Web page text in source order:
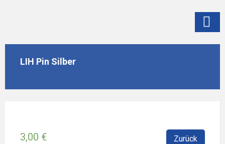
sidebar
LIH Pin Silber
3,00 € Zurück